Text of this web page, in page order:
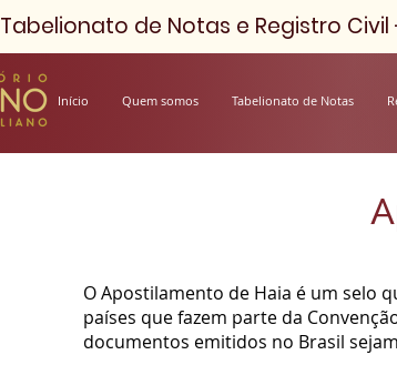
Início Quem somos Tabelionato de Notas
Tabelionato de Notas e Registro
O Apostilamento de Haia é um selo
países que fazem parte da
documentos emitidos no Brasil